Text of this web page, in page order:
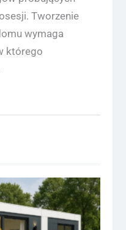
Tworzenie
wymaga
którego